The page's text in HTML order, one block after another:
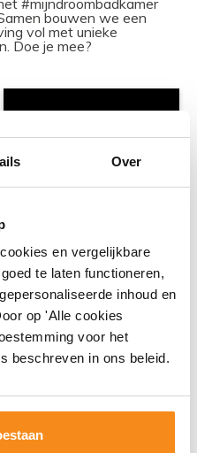
Over
en vergelijkbare
te laten functioneren,
inhoud en
op 'Alle cookies
voor het
beschreven in ons beleid.
bouwen we een
vol met unieke
Doe je mee?